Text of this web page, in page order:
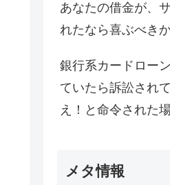
あなたの借金が、
れたなら喜ぶべき
銀行系カードロー
ていたら訴訟され
え！と命令された
メタ情報